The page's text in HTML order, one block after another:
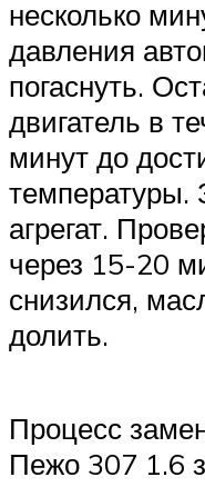
несколько
давления
погаснуть.
двигатель в
минут до
температуры.
агрегат.
через 15-20
снизился,
долить.
Процесс
Пежо 307 1.6